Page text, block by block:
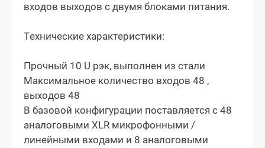
входов выходов с двумя блоками питания.
Технические характеристики:
Прочный 10 U рэк, выполнен из стали
Максимальное количество входов 48 ,
выходов 48
В базовой конфигурации поставляется с 48
аналоговыми XLR микрофонными /
линейными входами и 8 аналоговыми